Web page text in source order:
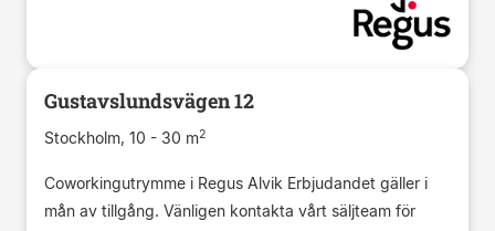
Gustavslundsvägen 12
Stockholm, 10 - 30 m2
Coworkingutrymme i Regus Alvik Erbjudandet gäller i
mån av tillgång. Vänligen kontakta vårt säljteam för